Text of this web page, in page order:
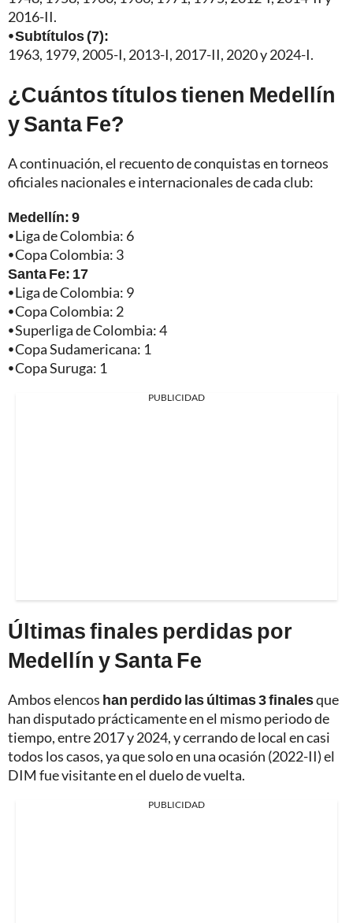
2016-II.
⦁ Subtítulos (7):
1963, 1979, 2005-I, 2013-I, 2017-II, 2020 y 2024-I.
¿Cuántos títulos tienen Medellín
y Santa Fe?
A continuación, el recuento de conquistas en torneos
oficiales nacionales e internacionales de cada club:
Medellín: 9
⦁Liga de Colombia: 6
⦁Copa Colombia: 3
Santa Fe: 17
⦁Liga de Colombia: 9
⦁Copa Colombia: 2
⦁Superliga de Colombia: 4
⦁Copa Sudamericana: 1
⦁Copa Suruga: 1
PUBLICIDAD
Últimas finales perdidas por
Medellín y Santa Fe
Ambos elencos han perdido las últimas 3 finalesque
han disputado prácticamente en el mismo periodo de
tiempo, entre 2017 y 2024, y cerrando de local en casi
todos los casos, ya que solo en una ocasión (2022-II) el
DIM fue visitante en el duelo de vuelta.
PUBLICIDAD